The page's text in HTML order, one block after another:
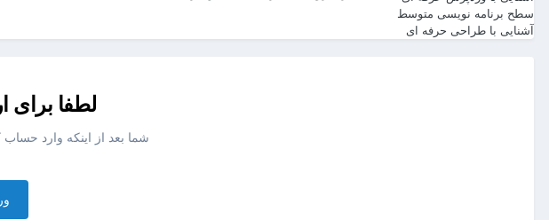
سطح برنامه نویسی متوسط
آشنایی با طراحی حرفه ای
لطفا برای
شما بعد از اینکه وارد